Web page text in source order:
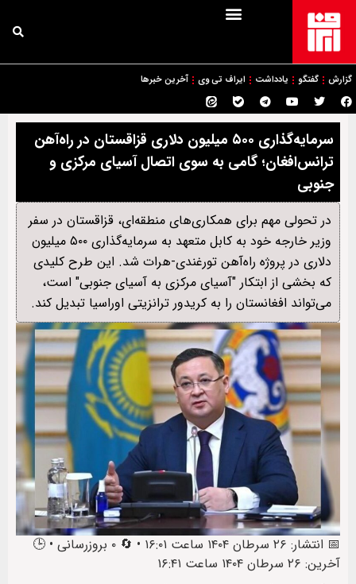
گزارش گفتگو یادداشت ایراف تی وی آخرین خبرها
سرمایه‌گذاری ۵۰۰ میلیون دلاری قزاقستان در راه‌آهن
ترانس‌افغان؛ گامی به سوی اتصال آسیای مرکزی و
جنوبی
در تحولی مهم برای همکاری‌های منطقه‌ای، قزاقستان در سفر
وزیر خارجه خود به کابل متعهد به سرمایه‌گذاری ۵۰۰ میلیون
دلاری در پروژه راه‌آهن تورغندی-هرات شد. این طرح کلیدی
که بخشی از ابتکار "آسیای مرکزی به آسیای جنوبی" است،
می‌تواند افغانستان را به کریدور ترانزیتی اوراسیا تبدیل کند.
📅 انتشار: ۲۶ سرطان ۱۴۰۴ ساعت ۱۶:۰۱ • 🔄 ۰ بروزرسانی • 🕒
آخرین: ۲۶ سرطان ۱۴۰۴ ساعت ۱۶:۴۱